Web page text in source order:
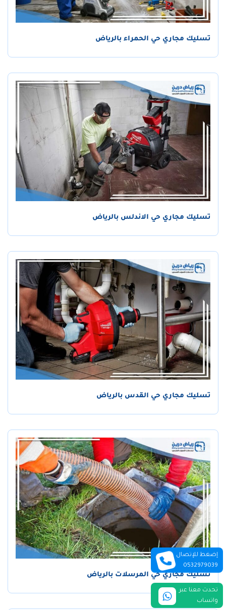
تسليك مجاري حي الحمراء بالرياض
تسليك مجاري حي الاندلس بالرياض
تسليك مجاري حي القدس بالرياض
تسليك مجاري حي المرسلات بالرياض
إضغط للإتصال
0532979039
تحدث معنا عبر
واتساب